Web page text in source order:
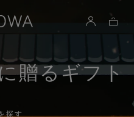
贈るギフト
探す